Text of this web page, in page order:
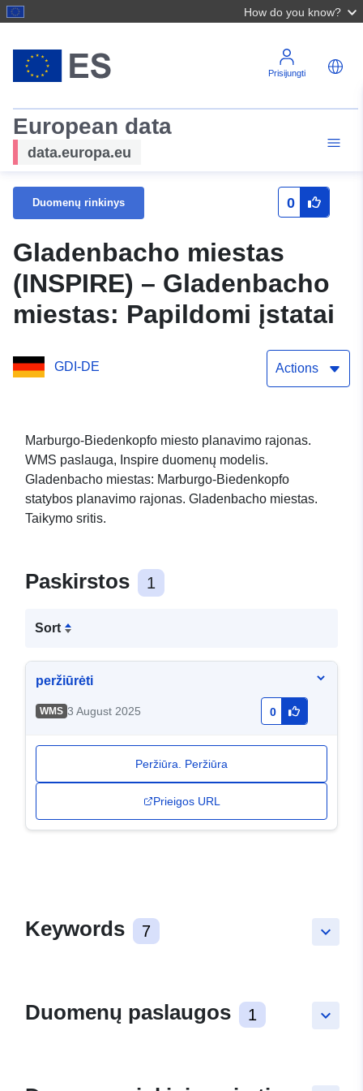
How do you know?
Prisijungti
European data
data.europa.eu
Duomenų rinkinys 0
Gladenbacho miestas
(INSPIRE) – Gladenbacho
miestas: Papildomi įstatai
GDI-DE Actions
Marburgo-Biedenkopfo miesto planavimo rajonas.
WMS paslauga, Inspire duomenų modelis.
Gladenbacho miestas: Marburgo-Biedenkopfo
statybos planavimo rajonas. Gladenbacho miestas.
Taikymo sritis.
Paskirstos 1
Sort
peržiūrėti
WMS 3 August 2025 0
Peržiūra. Peržiūra
Prieigos URL
keyboard_arrow_down
Keywords 7
keyboard_arrow_down
Duomenų paslaugos 1